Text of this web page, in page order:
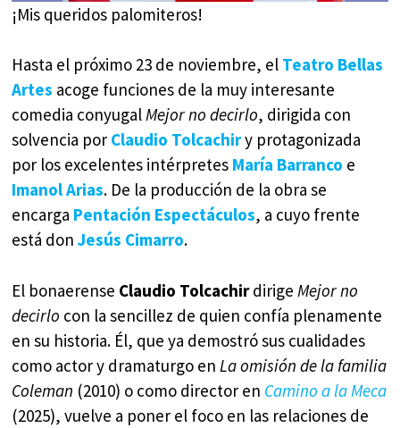
¡Mis queridos palomiteros!
Hasta el próximo 23 de noviembre, el Teatro Bellas
Artes acoge funciones de la muy interesante
comedia conyugalMejor no decirlo, dirigida con
solvencia por Claudio Tolcachiry protagonizada
por los excelentes intérpretes María Barranco e
Imanol Arias. De la producción de la obra se
encarga Pentación Espectáculos, a cuyo frente
está donJesús Cimarro.
El bonaerense Claudio TolcachirdirigeMejor no
decirlo con la sencillez de quien confía plenamente
en su historia. Él, que ya demostró sus cualidades
como actor y dramaturgo enLa omisión de la familia
Coleman (2010) o como director en Camino a la Meca
(2025), vuelve a poner el foco en las relaciones de